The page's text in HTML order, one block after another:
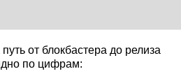
от блокбастера до релиза
по цифрам: